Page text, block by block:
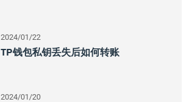
2024/01/22
TP钱包私钥丢失后如何转账
2024/01/20